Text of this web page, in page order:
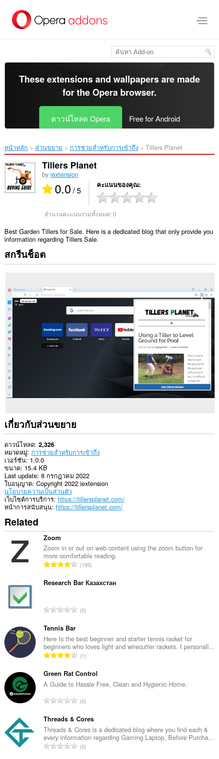
These extensions and wallpapers are made
for theOpera browser.
ดาวน์โหลด Opera Free for Android
หน้าหลัก ส่วนขยาย การช่วยสำหรับการเข้าถึง Tillers Planet‎
Tillers Planet
by iextension
0.0/ 5 คะแนนของคุณ
จำนวนคะแนนรวมทั้งหมด:0
Best Garden Tillers for Sale. Here is a dedicated blog that only provide you
information regarding Tillers Sale.
สกรีนช็อต
เกี่ยวกับส่วนขยาย
ดาวน์โหลด 2,326
หมวดหมู่ การช่วยสำหรับการเข้าถึง
เวอร์ชัน 1.0.0
ขนาด 15.4 KB
Last update 8 กรกฎาคม 2022
ใบอนุญาต Copyright 2022 iextension
นโยบายความเป็นส่วนตัว
เว็บไซต์การบริการ https://tillersplanet.com/
หน้าการสนับสนุน https://tillersplanet.com/
Related
Zoom
Zoom in or out on web content using the zoom button for
more comfortable reading.
จำ
ว
ะ
น
ร
ว
ม
ทั้
ห
ด
:
193
Research Bar Казахстан
จำ
น
ค
ะ
น
น
ร
ว
ม
ทั้
ง
ห
0
Tennis Bar
Here Is the best beginner and starter tennis racket for
beginners who loves light and wirecutter rackets. I personall...
จำ
ว
น
ะ
น
น
ร
ว
1
Green Rat Control
A Guide to Hassle Free, Clean and Hygienic Home.
จำ
ว
น
ค
ะ
0
Threads & Cores
Threads & Cores is a dedicated blog where you find each &
every information regarding Gaming Laptop, Before Purcha...
จำ
0